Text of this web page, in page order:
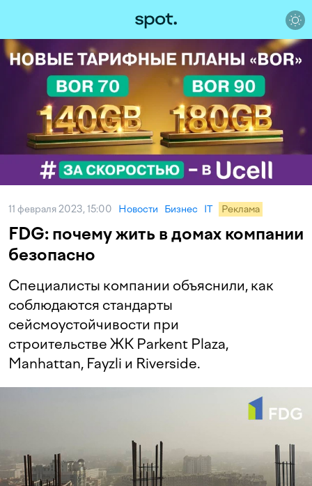
11 февраля 2023, 15:00 Новости Бизнес IT Реклама
FDG: почему жить в домах компании
безопасно
Специалисты компании объяснили, как
соблюдаются стандарты
сейсмоустойчивости при
строительстве ЖК Parkent Plaza,
Manhattan, Fayzli и Riverside.